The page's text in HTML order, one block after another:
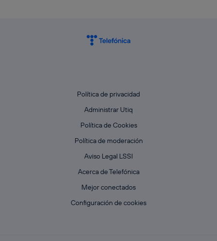
Política de privacidad
Administrar Utiq
Política de Cookies
Política de moderación
Aviso Legal LSSI
Acerca de Telefónica
Mejor conectados
Configuración de cookies